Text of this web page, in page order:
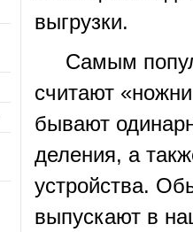
выгрузки.
Самым
считают
бывают
деления, а
устройства.
выпускают в